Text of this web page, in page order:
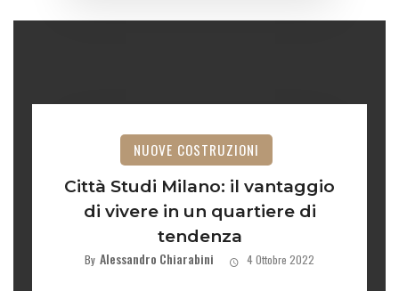
NUOVE COSTRUZIONI
Città Studi Milano: il vantaggio
di vivere in un quartiere di
tendenza
By Alessandro Chiarabini 4 Ottobre 2022